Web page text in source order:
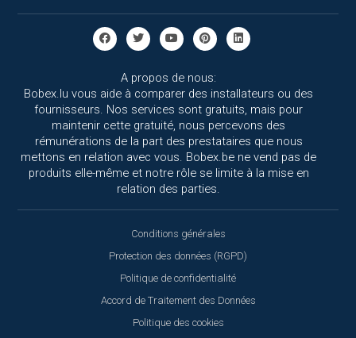
A propos de nous:
Bobex.lu vous aide à comparer des installateurs ou des
fournisseurs. Nos services sont gratuits, mais pour
maintenir cette gratuité, nous percevons des
rémunérations de la part des prestataires que nous
mettons en relation avec vous. Bobex.be ne vend pas de
produits elle-même et notre rôle se limite à la mise en
relation des parties.
Conditions générales
Protection des données (RGPD)
Politique de confidentialité
Accord de Traitement des Données
Politique des cookies